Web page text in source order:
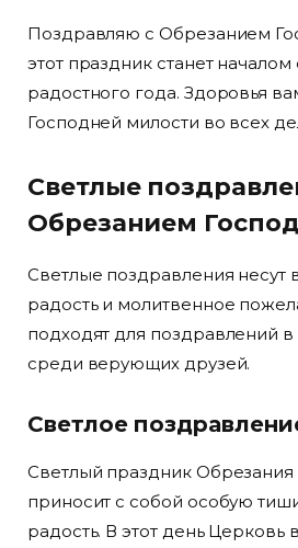
Поздравляю с Обрезанием
этот праздник станет началом
радостного года. Здоровья
Господней милости во всех
Светлые
Обрезанием
Светлые поздравления несут
радость и молитвенное
подходят для поздравлений в
среди верующих друзей.
Светлое
Светлый праздник Обрезания
приносит с собой особую
радость. В этот день Церковь